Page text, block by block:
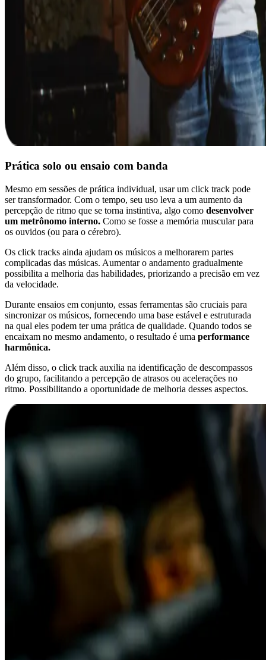
Prática solo ou ensaio com banda
Mesmo em sessões de prática individual, usar um click track pode
ser transformador. Com o tempo, seu uso leva a um aumento da
percepção de ritmo que se torna instintiva, algo como desenvolver
um metrônomo interno. Como se fosse a memória muscular para
os ouvidos (ou para o cérebro).
Os click tracks ainda ajudam os músicos a melhorarem partes
complicadas das músicas. Aumentar o andamento gradualmente
possibilita a melhoria das habilidades, priorizando a precisão em vez
da velocidade.
Durante ensaios em conjunto, essas ferramentas são cruciais para
sincronizar os músicos, fornecendo uma base estável e estruturada
na qual eles podem ter uma prática de qualidade. Quando todos se
encaixam no mesmo andamento, o resultado é uma performance
harmônica.
Além disso, o click track auxilia na identificação de descompassos
do grupo, facilitando a percepção de atrasos ou acelerações no
ritmo. Possibilitando a oportunidade de melhoria desses aspectos.